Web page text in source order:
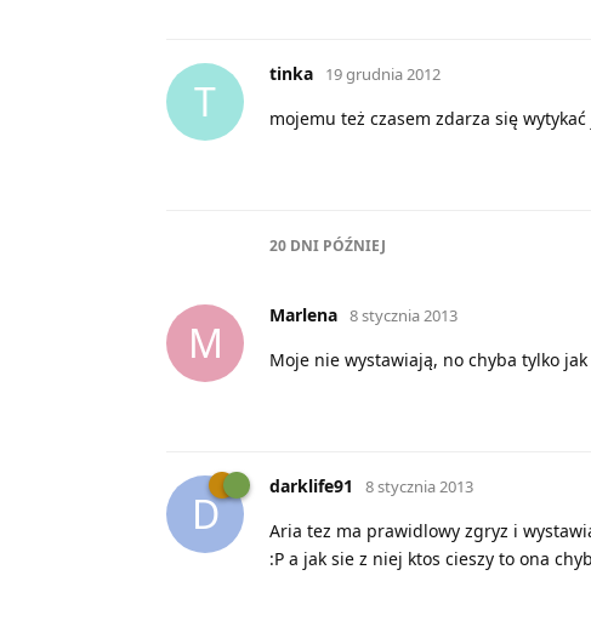
T
tinka 19 grudnia 2012
mojemu też czasem zdarza się
20 DNI PÓŹNIEJ
M
Marlena 8 stycznia 2013
Moje nie wystawiają, no chyba tylko
D
darklife91 8 stycznia 2013
Aria tez ma prawidlowy zgryz i
:P a jak sie z niej ktos cieszy to ona